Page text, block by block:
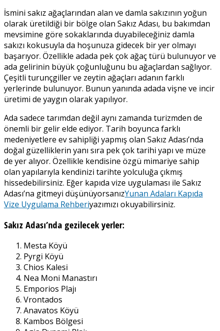
İsmini sakız ağaçlarından alan ve damla sakızının yoğun
olarak üretildiği bir bölge olan Sakız Adası, bu bakımdan
mevsimine göre sokaklarında duyabileceğiniz damla
sakızı kokusuyla da hoşunuza gidecek bir yer olmayı
başarıyor. Özellikle adada pek çok ağaç türü bulunuyor ve
ada gelirinin büyük çoğunluğunu bu ağaçlardan sağlıyor.
Çeşitli turunçgiller ve zeytin ağaçları adanın farklı
yerlerinde bulunuyor. Bunun yanında adada vişne ve incir
üretimi de yaygın olarak yapılıyor.
Ada sadece tarımdan değil aynı zamanda turizmden de
önemli bir gelir elde ediyor. Tarih boyunca farklı
medeniyetlere ev sahipliği yapmış olan Sakız Adası’nda
doğal güzelliklerin yanı sıra pek çok tarihi yapı ve müze
de yer alıyor. Özellikle kendisine özgü mimariye sahip
olan yapılarıyla kendinizi tarihte yolculuğa çıkmış
hissedebilirsiniz. Eğer kapıda vize uygulaması ile Sakız
Adası’na gitmeyi düşünüyorsanızYunan Adaları Kapıda
Vize Uygulama Rehberiyazımızı okuyabilirsiniz.
Sakız Adası’nda gezilecek yerler:
Mesta Köyü
Pyrgi Köyü
Chios Kalesi
Nea Moni Manastırı
Emporios Plajı
Vrontados
Anavatos Köyü
Kambos Bölgesi